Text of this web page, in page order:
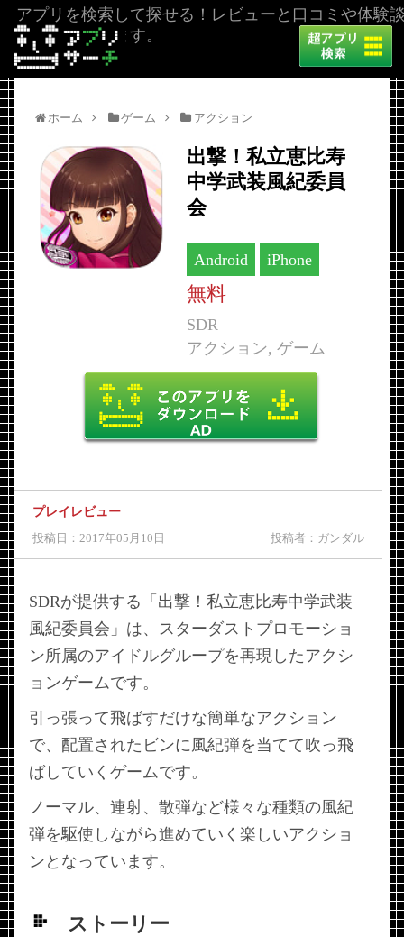
アプリを検索して探せる！レビューと口コミや体験
を掲載しています。
ホーム ゲーム アクション
出撃！私立恵比寿
中学武装風紀委員
会
Android iPhone
無料
SDR
アクション, ゲーム
プレイレビュー
投稿日：2017年05月10日 投稿者：ガンダル
SDRが提供する「出撃！私立恵比寿中学武装
風紀委員会」は、スターダストプロモーショ
ン所属のアイドルグループを再現したアクシ
ョンゲームです。
引っ張って飛ばすだけな簡単なアクション
で、配置されたビンに風紀弾を当てて吹っ飛
ばしていくゲームです。
ノーマル、連射、散弾など様々な種類の風紀
弾を駆使しながら進めていく楽しいアクショ
ンとなっています。
ストーリー